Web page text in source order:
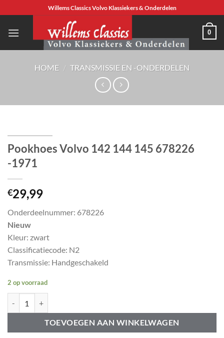
naar
inhoud
Willems Classics Volvo Klassiekers & Onderdelen
0
HOME / TRANSMISSIE EN -ONDERDELEN
Pookhoes Volvo 142 144 145 678226
-1971
€29,99
Onderdeelnummer: 678226
Nieuw
Kleur: zwart
Classificatiecode: N2
Transmissie: Handgeschakeld
2 op voorraad
TOEVOEGEN AAN WINKELWAGEN